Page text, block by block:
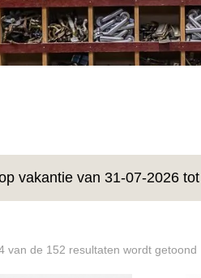
vakantie van 31-07-2026
van de 152 resultaten wordt getoond